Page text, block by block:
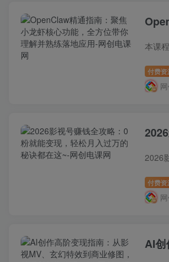
付费资
付费资
AI创